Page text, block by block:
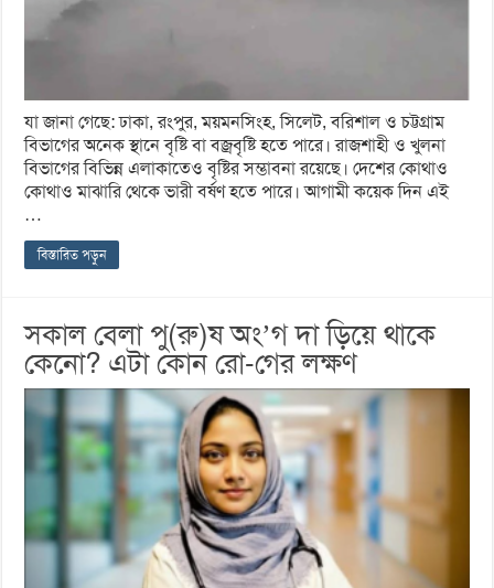
যা জানা গেছে: ঢাকা, রংপুর, ময়মনসিংহ, সিলেট, বরিশাল ও চট্টগ্রাম
বিভাগের অনেক স্থানে বৃষ্টি বা বজ্রবৃষ্টি হতে পারে। রাজশাহী ও খুলনা
বিভাগের বিভিন্ন এলাকাতেও বৃষ্টির সম্ভাবনা রয়েছে। দেশের কোথাও
কোথাও মাঝারি থেকে ভারী বর্ষণ হতে পারে। আগামী কয়েক দিন এই
…
বিস্তারিত পড়ুন
সকাল বেলা পু(রু)ষ অং’গ দা ড়িয়ে থাকে
কেনো? এটা কোন রো-গের লক্ষণ